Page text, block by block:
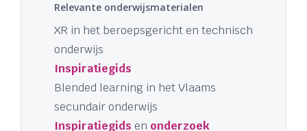
Relevante onderwijsmaterialen
XR in het beroepsgericht en technisch
onderwijs
Inspiratiegids
Blended learning in het Vlaams
secundair onderwijs
Inspiratiegids en onderzoek